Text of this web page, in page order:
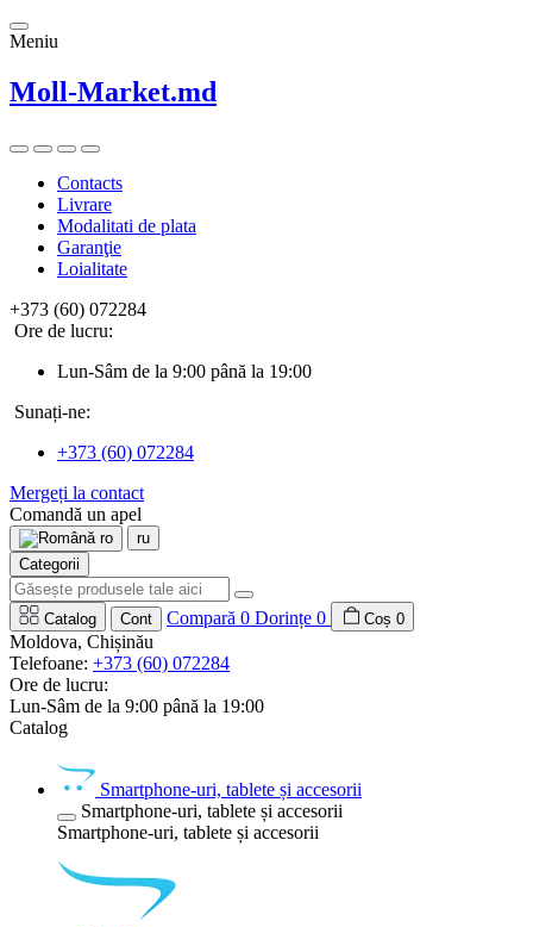
Meniu
Moll-Market.md
Contacts
Livrare
Modalitati de plata
Garanţie
Loialitate
+373 (60) 072284
Ore de lucru:
Lun-Sâm de la 9:00 până la 19:00
Sunați-ne:
+373 (60) 072284
Mergeți la contact
Comandă un apel
ro
ru
Categorii
Catalog Cont Compară 0 Dorințe 0 Coș 0
Moldova, Chișinău
Telefoane: +373 (60) 072284
Ore de lucru:
Lun-Sâm de la 9:00 până la 19:00
Catalog
Smartphone-uri, tablete și accesorii
Smartphone-uri, tablete și accesorii
Smartphone-uri, tablete și accesorii